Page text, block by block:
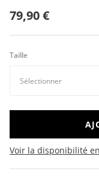
79,90 €
Taille
Voir la disponibilité